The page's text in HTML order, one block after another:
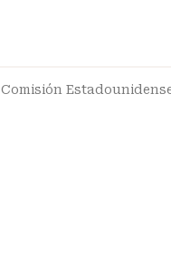
Comisión